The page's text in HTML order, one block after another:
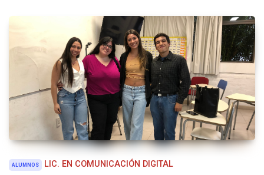
ALUMNOS LIC. EN COMUNICACIÓN DIGITAL